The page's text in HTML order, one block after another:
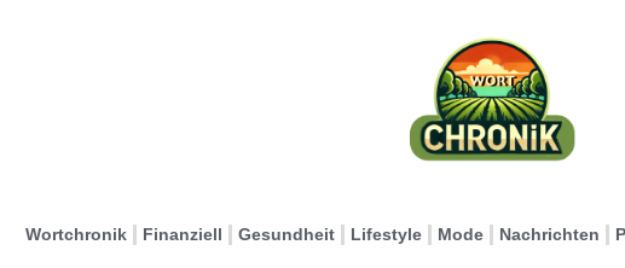
Wortchronik Finanziell Gesundheit Lifestyle Mode Nachrichten